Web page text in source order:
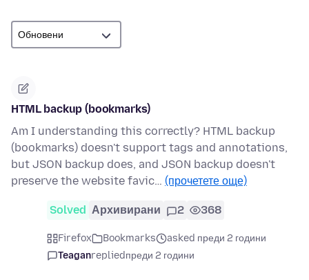
HTML backup (bookmarks)
Am I understanding this correctly? HTML backup
(bookmarks) doesn't support tags and annotations,
but JSON backup does, and JSON backup doesn't
preserve the website favic… (прочетете още)
Solved Архивирани 2 368
Firefox Bookmarks
asked преди 2 години
Teaganrepliedпреди 2 години